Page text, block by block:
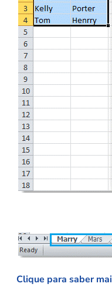
Clique para saber